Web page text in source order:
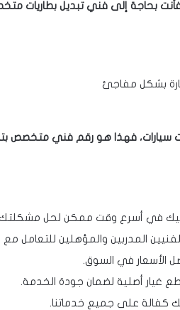
فأنت بحاجة إلى فني تبديل بطاريات
بشكل مفاجئ
سيارات، فهذا هو رقم فني متخصص
في أسرع وقت ممكن لحل
المدربين والمؤهلين للتعامل مع
الأسعار في السوق.
غيار أصلية لضمان جودة الخدمة.
كفالة على جميع خدماتنا.